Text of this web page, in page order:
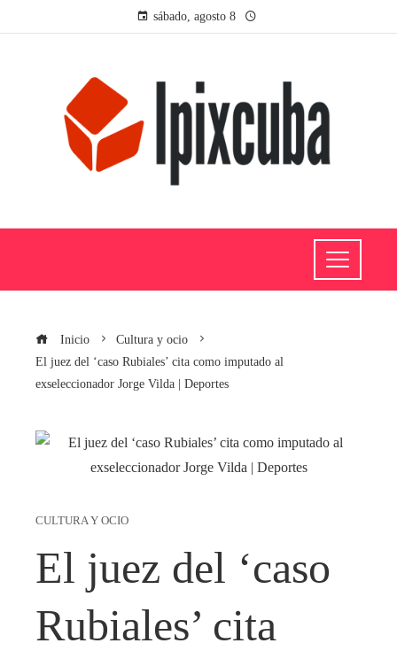
sábado, agosto 8
Inicio
Cultura y ocio
El juez del ‘caso Rubiales’ cita como imputado al
exseleccionador Jorge Vilda | Deportes
CULTURA Y OCIO
El juez del ‘caso
Rubiales’ cita